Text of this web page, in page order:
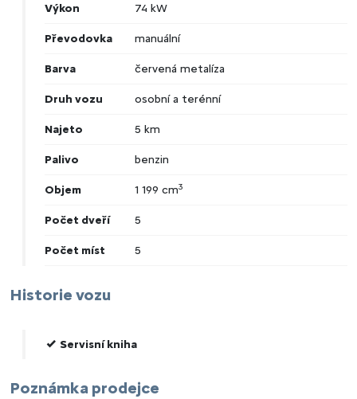
Výkon 74 kW
Převodovka manuální
Barva červená metalíza
Druh vozu osobní a terénní
Najeto 5 km
Palivo benzin
Objem 1 199 cm3
Počet dveří 5
Počet míst 5
Historie vozu
Servisní kniha
Poznámka prodejce